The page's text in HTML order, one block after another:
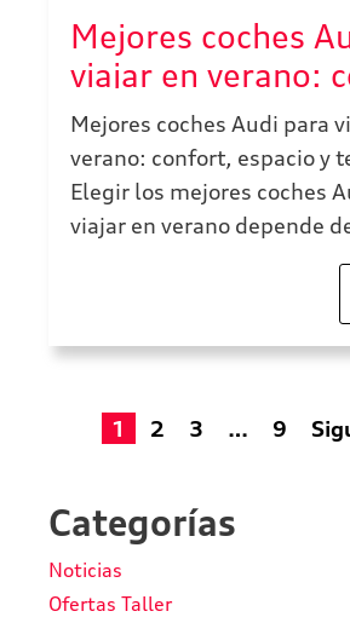
Mejores coches
viajar en verano:
espacio y
Mejores coches Audi para
verano: confort, espacio y
Elegir los mejores coches
viajar en verano depende
trayecto, del número de
equipaje, del nivel de
buscas y de si prefieres un
berlina, un Avant o un
1 2 3 … 9
Categorías
Noticias
Ofertas Taller